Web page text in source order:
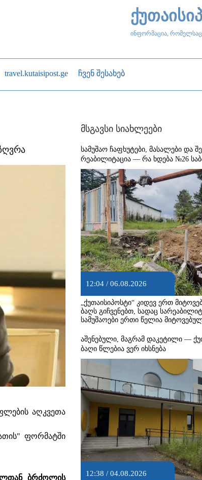
ინფორმაცია,
travel.kutaisipost.ge ჩვენ შესახებ
აღკვეთა
ფორმატში
ბრძოლის
მსგავსი სიახლეები
სამუშაო ჩაფხუტები, მასალები და
რეაბილიტაცია — რა ხდება №26
12:04 / 06.08.2026
„ქუთაისიპოსტი“ კიდევ ერთ
ბაღს გიჩვენებთ, სადაც
სამუშაოები ერთი წელია
აშენებული, მაგრამ დაკეტილი —
ბაღი წლებია ვერ იხსნება
12:38 / 04.08.2026